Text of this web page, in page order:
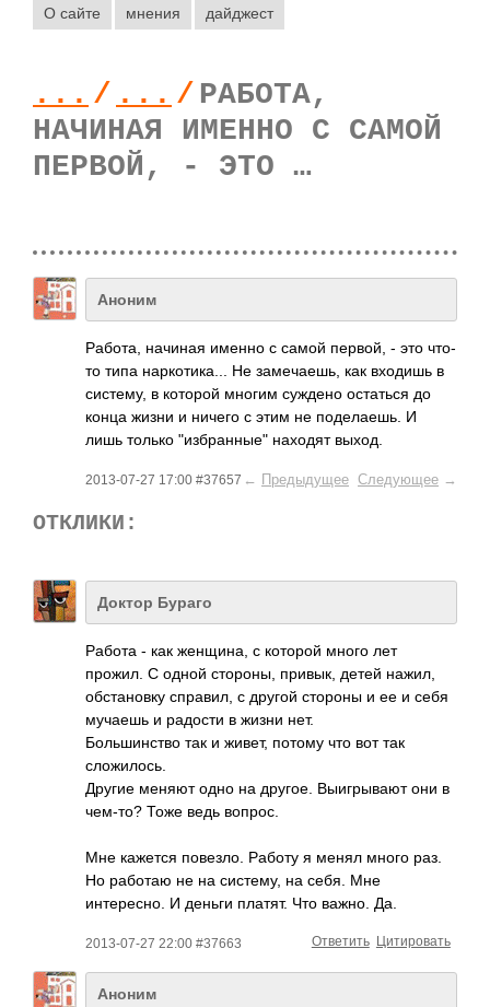
О сайте мнения дайджест
... / ... / РАБОТА,
НАЧИНАЯ ИМЕННО С САМОЙ
ПЕРВОЙ, - ЭТО …
Аноним
Работа, начиная именно с самой первой, - это что-
то типа наркотика... Не замечаешь, как входишь в
систему, в которой многим суждено остаться до
конца жизни и ничего с этим не поделаешь. И
лишь только "избранные" находят выход.
2013-07-27 17:00 #37657 ← Предыдущее Следующее →
ОТКЛИКИ:
Доктор Бураго
Работа - как женщина, с которой много лет
прожил. С одной стороны, привык, детей нажил,
обстановку справил, с другой стороны и ее и себя
мучаешь и радости в жизни нет.
Большинство так и живет, потому что вот так
сложилось.
Другие меняют одно на другое. Выигрывают они в
чем-то? Тоже ведь вопрос.
Мне кажется повезло. Работу я менял много раз.
Но работаю не на систему, на себя. Мне
интересно. И деньги платят. Что важно. Да.
2013-07-27 22:00 #37663 Цитировать
Ответить
Аноним